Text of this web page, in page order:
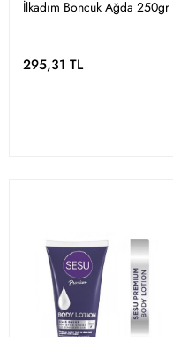
İlkadım Boncuk Ağda 250gr
295,31 TL